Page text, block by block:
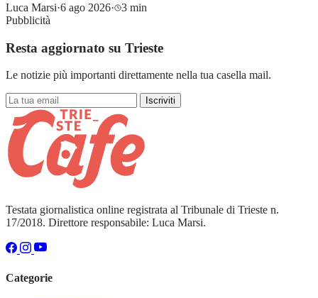
Luca Marsi·6 ago 2026·
3 min
Pubblicità
Resta aggiornato su Trieste
Le notizie più importanti direttamente nella tua casella mail.
Iscriviti
Testata giornalistica online registrata al Tribunale di Trieste n.
17/2018. Direttore responsabile: Luca Marsi.
Categorie